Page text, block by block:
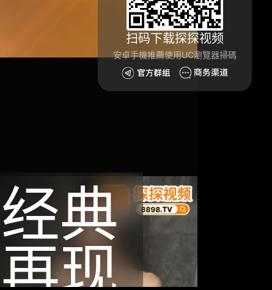
扫码下载探探视频
安卓手機推薦使用UC瀏覽器掃碼
经典
再现